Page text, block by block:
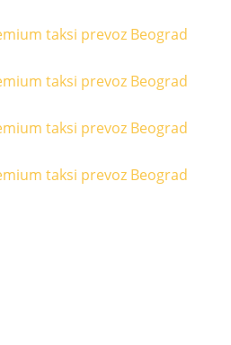
taksi prevoz Beograd
taksi prevoz Beograd
taksi prevoz Beograd
taksi prevoz Beograd